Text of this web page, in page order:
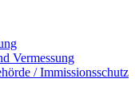
Vermessung
/ Immissionsschutz